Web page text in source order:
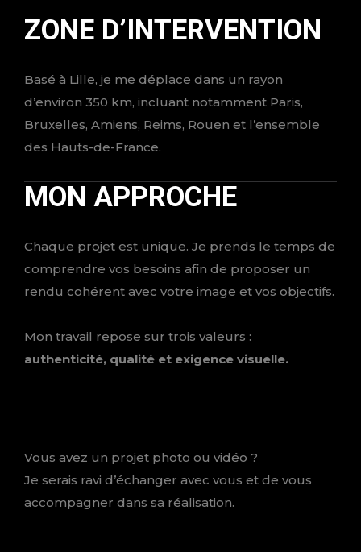
ZONE D’INTERVENTION
Basé à Lille, je me déplace dans un rayon
d’environ 350 km, incluant notamment Paris,
Bruxelles, Amiens, Reims, Rouen et l’ensemble
des Hauts-de-France.
MON APPROCHE
Chaque projet est unique. Je prends le temps de
comprendre vos besoins afin de proposer un
rendu cohérent avec votre image et vos objectifs.
Mon travail repose sur trois valeurs :
authenticité, qualité et exigence visuelle.
Vous avez un projet photo ou vidéo ?
Je serais ravi d’échanger avec vous et de vous
accompagner dans sa réalisation.